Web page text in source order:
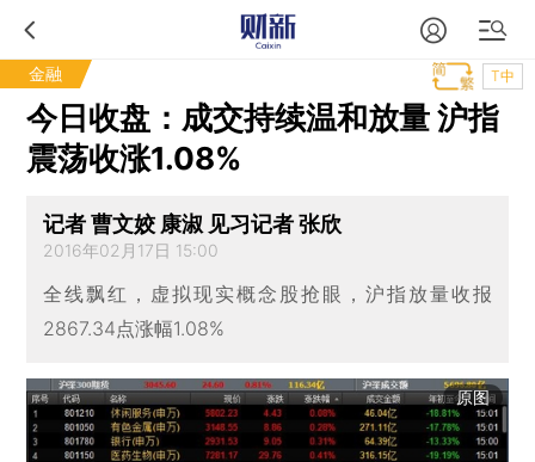
金融 T中
今日收盘：成交持续温和放量 沪指
震荡收涨1.08%
记者 曹文姣 康淑 见习记者 张欣
2016年02月17日 15:00
全线飘红，虚拟现实概念股抢眼，沪指放量收报
2867.34点涨幅1.08%
原图